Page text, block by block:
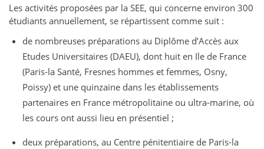
Les activités proposées par la SEE, qui concerne environ 300
étudiants annuellement, se répartissent comme suit :
de nombreuses préparations au Diplôme d’Accès aux
Etudes Universitaires (DAEU), dont huit en Ile de France
(Paris-la Santé, Fresnes hommes et femmes, Osny,
Poissy) et une quinzaine dans les établissements
partenaires en France métropolitaine ou ultra-marine, où
les cours ont aussi lieu en présentiel ;
deux préparations, au Centre pénitentiaire de Paris-la